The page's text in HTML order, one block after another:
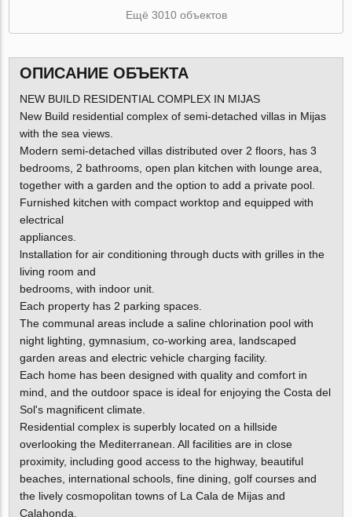
Ещё 3010 объектов
ОПИСАНИЕ ОБЪЕКТА
NEW BUILD RESIDENTIAL COMPLEX IN MIJAS
New Build residential complex of semi-detached villas in Mijas
with the sea views.
Modern semi-detached villas distributed over 2 floors, has 3
bedrooms, 2 bathrooms, open plan kitchen with lounge area,
together with a garden and the option to add a private pool.
Furnished kitchen with compact worktop and equipped with
electrical
appliances.
lnstallation for air conditioning through ducts with grilles in the
living room and
bedrooms, with indoor unit.
Each property has 2 parking spaces.
The communal areas include a saline chlorination pool with
night lighting, gymnasium, co-working area, landscaped
garden areas and electric vehicle charging facility.
Each home has been designed with quality and comfort in
mind, and the outdoor space is ideal for enjoying the Costa del
Sol's magnificent climate.
Residential complex is superbly located on a hillside
overlooking the Mediterranean. All facilities are in close
proximity, including good access to the highway, beautiful
beaches, international schools, fine dining, golf courses and
the lively cosmopolitan towns of La Cala de Mijas and
Calahonda.